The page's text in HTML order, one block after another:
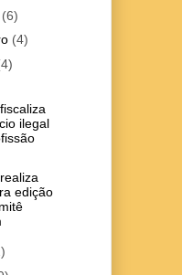
(6)
(4)
ilegal
edição